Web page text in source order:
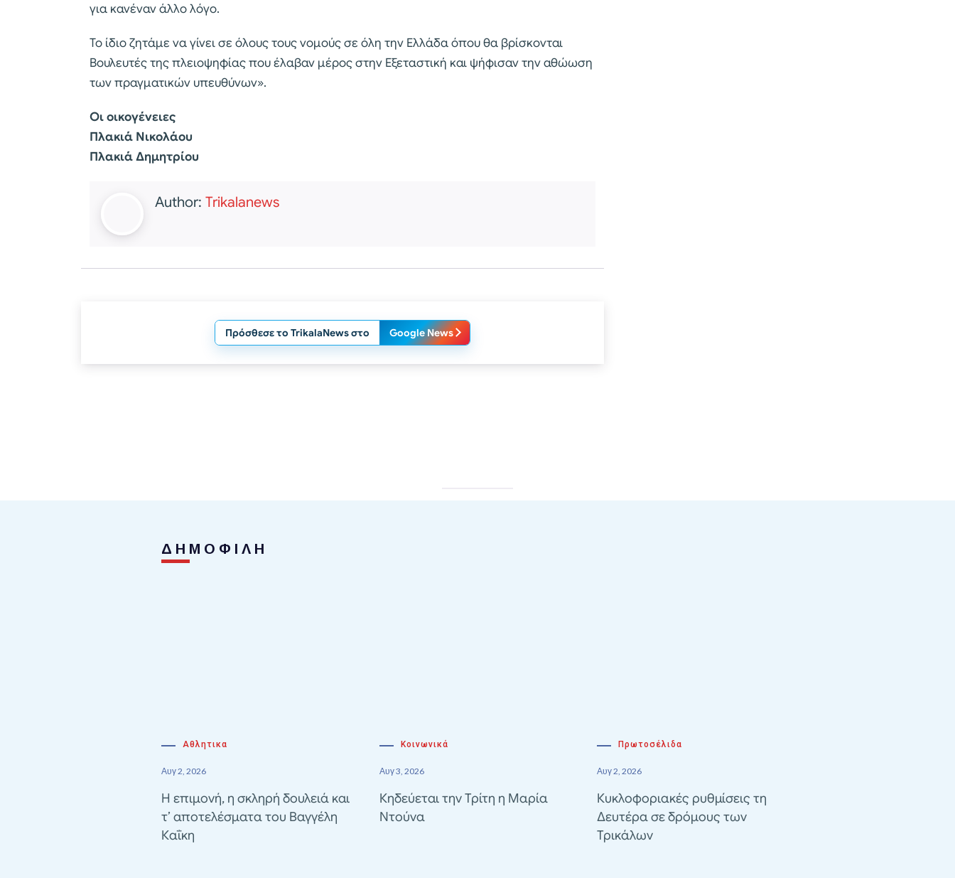
για κανέναν άλλο λόγο.
Το ίδιο ζητάμε να γίνει σε όλους τους νομούς σε όλη την Ελλάδα όπου θα βρίσκονται
Βουλευτές της πλειοψηφίας που έλαβαν μέρος στην Εξεταστική και ψήφισαν την αθώωση
των πραγματικών υπευθύνων».
Οι οικογένειες
Πλακιά Νικολάου
Πλακιά Δημητρίου
Author: Trikalanews
Πρόσθεσε το TrikalaNews στο Google News
ΔΗΜΟΦΙΛΗ
Αθλητικα
Αυγ 2, 2026
Η επιμονή, η σκληρή δουλειά και
τ’ αποτελέσματα του Βαγγέλη
Καΐκη
Κοινωνικά
Αυγ 3, 2026
Κηδεύεται την Τρίτη η Μαρία
Ντούνα
Πρωτοσέλιδα
Αυγ 2, 2026
Κυκλοφοριακές ρυθμίσεις τη
Δευτέρα σε δρόμους των
Τρικάλων